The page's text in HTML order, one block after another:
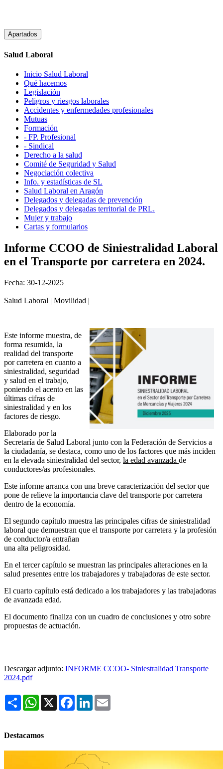
Apartados
Salud Laboral
Inicio Salud Laboral
Qué hacemos
Legislación
Peligros y riesgos laborales
Accidentes y enfermedades profesionales
Mutuas
Formación
- FP. Profesional
- Sindical
Derecho a la salud
Comité de Seguridad y Salud
Negociación colectiva
Info. y estadísticas de SL
Salud Laboral en Aragón
Delegados y delegadas de prevención
Delegados y delegadas territorial de PRL.
Mujer y trabajo
Cartas y formularios
Informe CCOO de Siniestralidad Laboral
en el Transporte por carretera en 2024.
Fecha: 30-12-2025
Salud Laboral | Movilidad |
Este informe muestra, de
forma resumida, la
realidad del transporte
por carretera en cuanto a
siniestralidad, seguridad
y salud en el trabajo,
poniendo el acento en las
últimas cifras de
siniestralidad y en los
factores de riesgo.
Elaborado por la
Secretaría de Salud Laboral junto con la Federación de Servicios a
la ciudadanía, se destaca, como uno de los factores que más inciden
en la elevada siniestralidad del sector, la edad avanzada de
conductores/as profesionales.
Este informe arranca con una breve caracterización del sector que
pone de relieve la importancia clave del transporte por carretera
dentro de la economía.
El segundo capítulo muestra las principales cifras de siniestralidad
laboral que demuestran que el transporte por carretera y la profesión
de conductor/a entrañan
una alta peligrosidad.
En el tercer capítulo se muestran las principales alteraciones en la
salud presentes entre los trabajadores y trabajadoras de este sector.
El cuarto capítulo está dedicado a los trabajadores y las trabajadoras
de avanzada edad.
El documento finaliza con un cuadro de conclusiones y otro sobre
propuestas de actuación.
Descargar adjunto: INFORME CCOO- Siniestralidad Transporte
2024.pdf
Share WhatsApp
X FacebookLinkedIn
Destacamos